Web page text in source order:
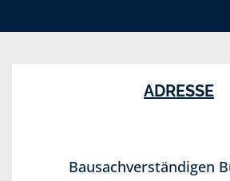
ADRESSE
Bausachverständigen